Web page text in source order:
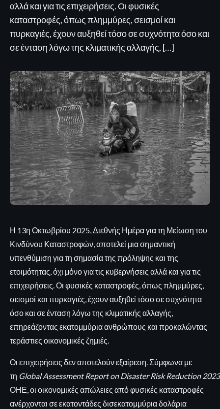
αλλά και για τις επιχειρήσεις. Οι φυσικές
καταστροφές, όπως πλημμύρες, σεισμοί και
πυρκαγιές, έχουν αυξηθεί τόσο σε συχνότητα όσο και
σε ένταση λόγω της κλιματικής αλλαγής, […]
Η 13η Οκτωβρίου 2025, Διεθνής Ημέρα για τη Μείωση του
Κινδύνου Καταστροφών, αποτελεί μια σημαντική
υπενθύμιση για τη σημασία της πρόληψης και της
ετοιμότητας, όχι μόνο για τις κυβερνήσεις αλλά και για τις
επιχειρήσεις. Οι φυσικές καταστροφές, όπως πλημμύρες,
σεισμοί και πυρκαγιές, έχουν αυξηθεί τόσο σε συχνότητα
όσο και σε ένταση λόγω της κλιματικής αλλαγής,
επηρεάζοντας εκατομμύρια ανθρώπους και προκαλώντας
τεράστιες οικονομικές ζημιές.
Οι επιχειρήσεις δεν αποτελούν εξαίρεση. Σύμφωνα με
τη Global Assessment Report on Disaster Risk Reduction 2023
ΟΗΕ, οι οικονομικές απώλειες από φυσικές καταστροφές
ανέρχονται σε εκατοντάδες δισεκατομμύρια δολάρια